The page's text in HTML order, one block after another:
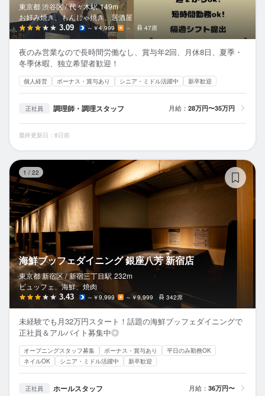
東京都 渋谷区 / 代々木駅 149m
お好み焼き、もんじゃ焼き、居酒屋
3.09 ～￥4,999 － 47席
夜のみ営業なので長時間労働なし、賞与年2回、月休8日、夏季・
冬季休暇、独立希望者歓迎！
個人経営 ボーナス・賞与あり シニア・ミドル活躍中 新卒歓迎
正社員 調理師・調理スタッフ 月給： 28万円〜35万円
最終更新日：8日前
1 / 22
海鮮ブッフェダイニング 銀座八芳 新宿店
東京都 新宿区 / 新宿三丁目駅 232m
ビュッフェ、海鮮、焼肉
3.43 ～￥9,999 ～￥9,999 342席
未経験でも月32万円スタート！話題の海鮮ブッフェダイニングで
正社員＆アルバイト募集中◎
オープニングスタッフ募集 ボーナス・賞与あり
平日のみ勤務OK
ネイルOK
シニア・ミドル活躍中 新卒歓迎
正社員 ホールスタッフ 月給： 36万円〜